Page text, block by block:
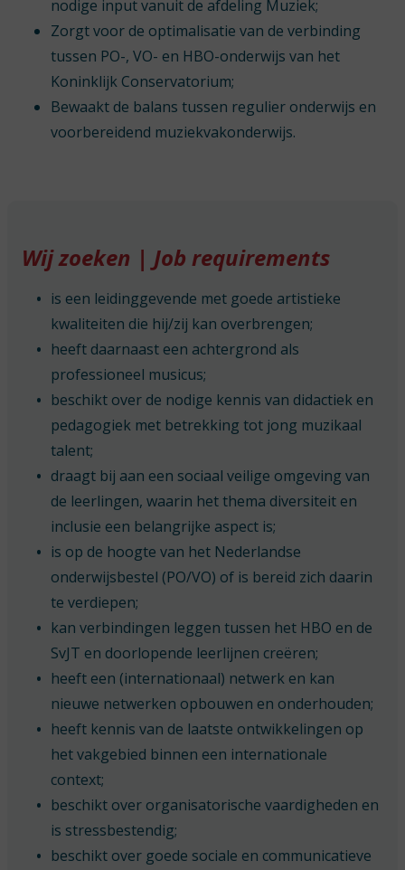
nodige input vanuit de afdeling Muziek;
Zorgt voor de optimalisatie van de verbinding
tussen PO-, VO- en HBO-onderwijs van het
Koninklijk Conservatorium;
Bewaakt de balans tussen regulier onderwijs en
voorbereidend muziekvakonderwijs.
Wij zoeken | Job requirements
is een leidinggevende met goede artistieke
kwaliteiten die hij/zij kan overbrengen;
heeft daarnaast een achtergrond als
professioneel musicus;
beschikt over de nodige kennis van didactiek en
pedagogiek met betrekking tot jong muzikaal
talent;
draagt bij aan een sociaal veilige omgeving van
de leerlingen, waarin het thema diversiteit en
inclusie een belangrijke aspect is;
is op de hoogte van het Nederlandse
onderwijsbestel (PO/VO) of is bereid zich daarin
te verdiepen;
kan verbindingen leggen tussen het HBO en de
SvJT en doorlopende leerlijnen creëren;
heeft een (internationaal) netwerk en kan
nieuwe netwerken opbouwen en onderhouden;
heeft kennis van de laatste ontwikkelingen op
het vakgebied binnen een internationale
context;
beschikt over organisatorische vaardigheden en
is stressbestendig;
beschikt over goede sociale en communicatieve